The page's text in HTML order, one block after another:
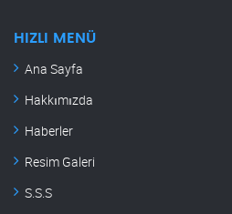
HIZLI MENÜ
Ana Sayfa
Hakkımızda
Haberler
Resim Galeri
S.S.S